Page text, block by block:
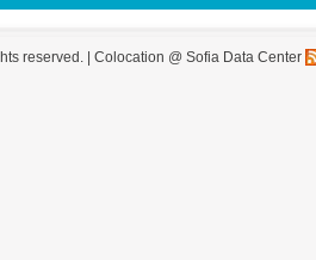
reserved. | Colocation @ Sofia Data Center